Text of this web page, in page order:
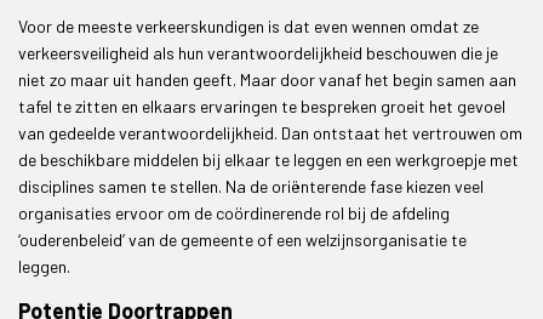
Voor de meeste verkeerskundigen is dat even wennen omdat ze
verkeersveiligheid als hun verantwoordelijkheid beschouwen die je
niet zo maar uit handen geeft. Maar door vanaf het begin samen aan
tafel te zitten en elkaars ervaringen te bespreken groeit het gevoel
van gedeelde verantwoordelijkheid. Dan ontstaat het vertrouwen om
de beschikbare middelen bij elkaar te leggen en een werkgroepje met
disciplines samen te stellen. Na de oriënterende fase kiezen veel
organisaties ervoor om de coördinerende rol bij de afdeling
‘ouderenbeleid’ van de gemeente of een welzijnsorganisatie te
leggen.
Potentie Doortrappen